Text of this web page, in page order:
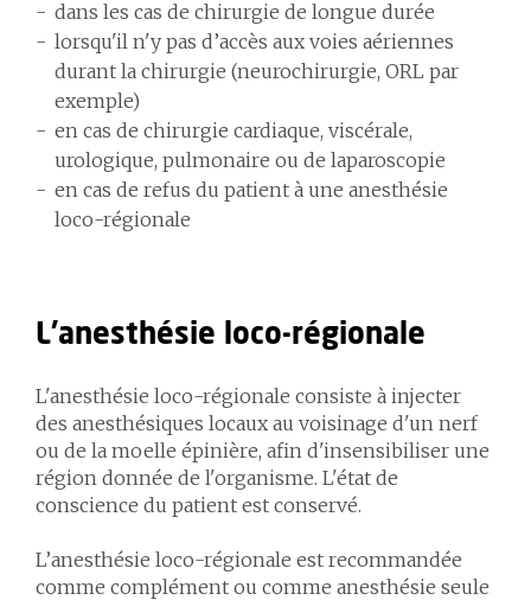
dans les cas de chirurgie de longue durée
lorsqu'il n'y pas d’accès aux voies aériennes
durant la chirurgie (neurochirurgie, ORL par
exemple)
en cas de chirurgie cardiaque, viscérale,
urologique, pulmonaire ou de laparoscopie
en cas de refus du patient à une anesthésie
loco-régionale
L'anesthésie loco-régionale
L'anesthésie loco-régionale consiste à injecter
des anesthésiques locaux au voisinage d'un nerf
ou de la moelle épinière, afin d'insensibiliser une
région donnée de l'organisme. L'état de
conscience du patient est conservé.
L’anesthésie loco-régionale est recommandée
comme complément ou comme anesthésie seule